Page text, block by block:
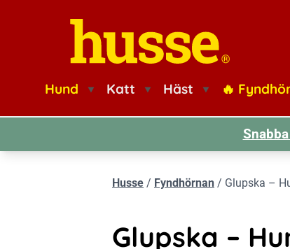
Husse logotyp
Hund Katt Häst 🔥
Husse / Fyndhörnan / Glupska –
Glupska –